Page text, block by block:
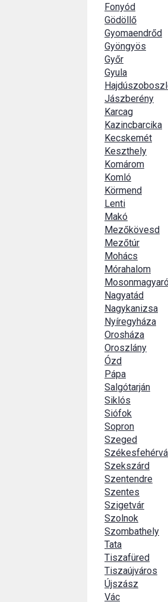
Fonyód
Gödöllő
Gyomaendrőd
Gyöngyös
Győr
Gyula
Jászberény
Karcag
Kazincbarcika
Kecskemét
Keszthely
Komárom
Komló
Körmend
Lenti
Makó
Mezőkövesd
Mezőtúr
Mohács
Mórahalom
Nagyatád
Nagykanizsa
Nyíregyháza
Orosháza
Oroszlány
Ózd
Pápa
Salgótarján
Siklós
Siófok
Sopron
Szeged
Szekszárd
Szentendre
Szentes
Szigetvár
Szolnok
Szombathely
Tata
Tiszafüred
Tiszaújváros
Újszász
Vác